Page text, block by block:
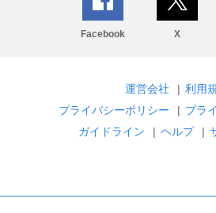
Facebook X
運営会社 | 利用
プライバシーポリシー
| プラ
ガイドライン
| ヘルプ |